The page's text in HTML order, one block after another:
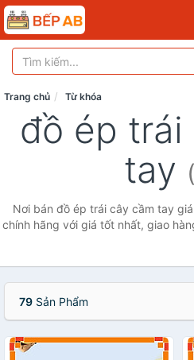
Trang chủ Từ khóa
đồ ép trái
tay
Nơi bán đồ ép trái cây cầm tay
chính hãng với giá tốt nhất, giao
79 Sản Phẩm